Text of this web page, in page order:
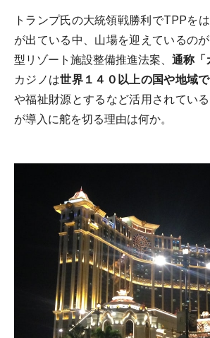
トランプ氏の大統領戦勝利でTPPを
が出ている中、山場を迎えているの
型リゾート施設整備推進法案、 通称「
カジノは世界１４０以上の国や地域
や福祉財源とするなど活用されてい
が導入に舵を切る理由は何か。